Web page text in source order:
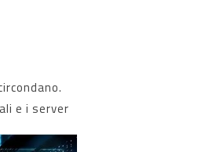
e i server